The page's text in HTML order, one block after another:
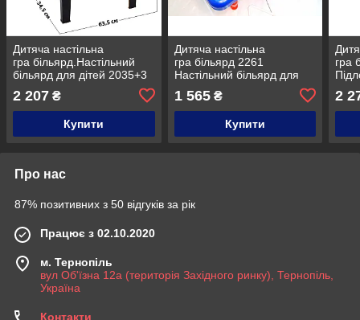
Дитяча настільна
гра більярд.Настільний
більярд для дітей 2035+3
2 207 ₴
Купити
Дитяча настільна
гра більярд 2261
Настільний більярд для
1 565₴
Купити
гра
2
Про нас
87% позитивних з 50 відгуків за рік
Працює з 02.10.2020
м. Тернопіль
вул Об'їзна 12а (територія Західного ринку), Тернопіль,
Україна
Контакти